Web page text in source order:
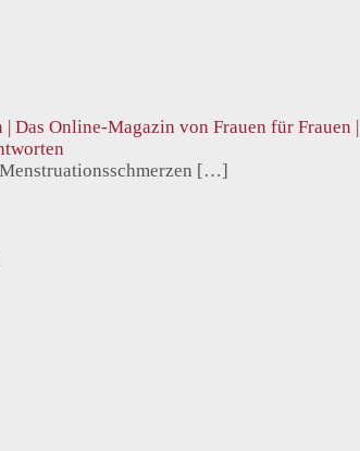
| Das Online-Magazin von Frauen für Frauen
[…]